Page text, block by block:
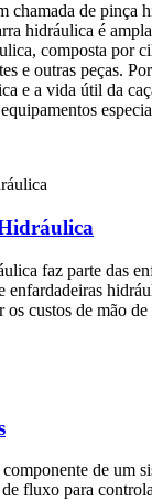
chamada de pinça
hidráulica é
composta por
e outras peças.
e a vida útil da
faz parte das
custos de mão de
de um
de fluxo para